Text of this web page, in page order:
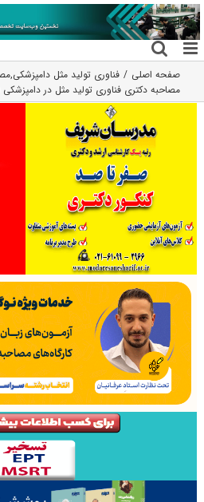
رفتن
به
محتوا
صفحه اصلی فناوری تولید مثل دامپزشکی,
مصاحبه دکتری فناوری تولید مثل در